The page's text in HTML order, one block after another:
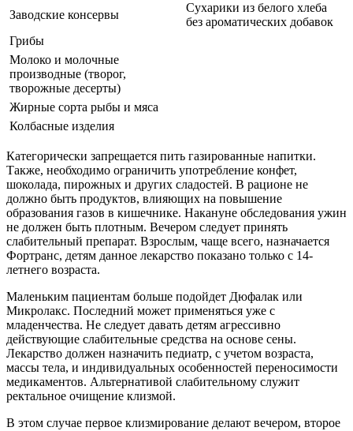
Заводские консервы
Сухарики из белого хлеба
без ароматических добавок
Грибы
Молоко и молочные
производные (творог,
творожные десерты)
Жирные сорта рыбы и мяса
Колбасные изделия
Категорически запрещается пить газированные напитки.
Также, необходимо ограничить употребление конфет,
шоколада, пирожных и других сладостей. В рационе не
должно быть продуктов, влияющих на повышение
образования газов в кишечнике. Накануне обследования ужин
не должен быть плотным. Вечером следует принять
слабительный препарат. Взрослым, чаще всего, назначается
Фортранс, детям данное лекарство показано только с 14-
летнего возраста.
Маленьким пациентам больше подойдет Дюфалак или
Микролакс. Последний может применяться уже с
младенчества. Не следует давать детям агрессивно
действующие слабительные средства на основе сены.
Лекарство должен назначить педиатр, с учетом возраста,
массы тела, и индивидуальных особенностей переносимости
медикаментов. Альтернативой слабительному служит
ректальное очищение клизмой.
В этом случае первое клизмирование делают вечером, второе